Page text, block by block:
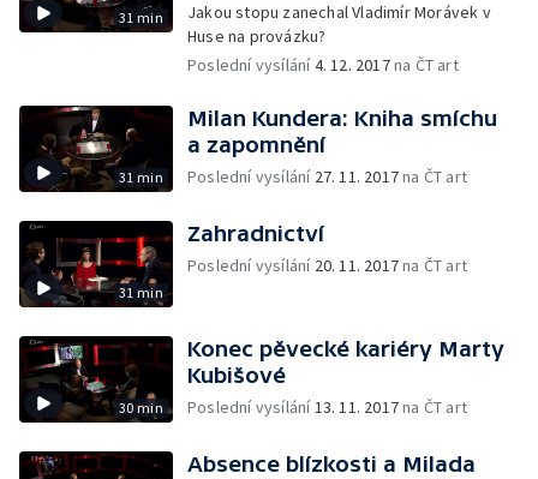
31 min
Jakou stopu zanechal Vladimír Morávek v
Huse na provázku?
Poslední vysílání4. 12. 2017na ČT art
31 min
Milan Kundera: Kniha smíchu
a zapomnění
Poslední vysílání 27. 11. 2017na ČT art
31 min
Zahradnictví
Poslední vysílání 20. 11. 2017na ČT art
30 min
Konec pěvecké kariéry Marty
Kubišové
Poslední vysílání13. 11. 2017na ČT art
Absence blízkosti a Milada